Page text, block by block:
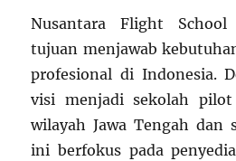
Nusantara Flight
tujuan menjawab
profesional di Indonesia.
visi menjadi sekolah
wilayah Jawa Tengah dan
ini berfokus pada